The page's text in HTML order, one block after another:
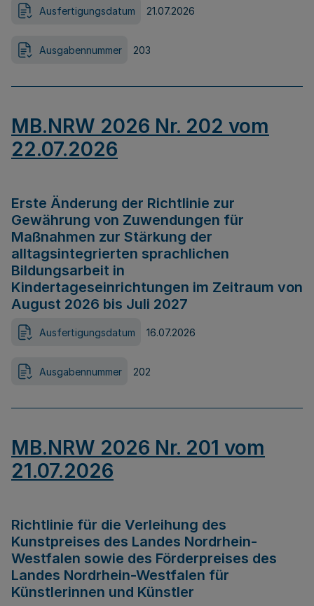
Ausfertigungsdatum 21.07.2026
Ausgabennummer 203
MB.NRW 2026 Nr. 202 vom
22.07.2026
Erste Änderung der Richtlinie zur
Gewährung von Zuwendungen für
Maßnahmen zur Stärkung der
alltagsintegrierten sprachlichen
Bildungsarbeit in
Kindertageseinrichtungen im Zeitraum von
August 2026 bis Juli 2027
Ausfertigungsdatum 16.07.2026
Ausgabennummer 202
MB.NRW 2026 Nr. 201 vom
21.07.2026
Richtlinie für die Verleihung des
Kunstpreises des Landes Nordrhein-
Westfalen sowie des Förderpreises des
Landes Nordrhein-Westfalen für
Künstlerinnen und Künstler